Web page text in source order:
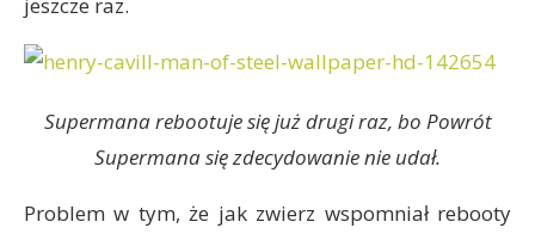
jeszcze raz.
Supermana rebootuje się już drugi raz, bo Powrót
Supermana się zdecydowanie nie udał.
Problem w tym, że jak zwierz wspomniał rebooty